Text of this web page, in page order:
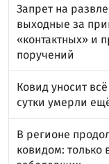
Запрет на
выходные за
«контактных» и
поручений
Ковид уносит
сутки умерли
В регионе
ковидом: только